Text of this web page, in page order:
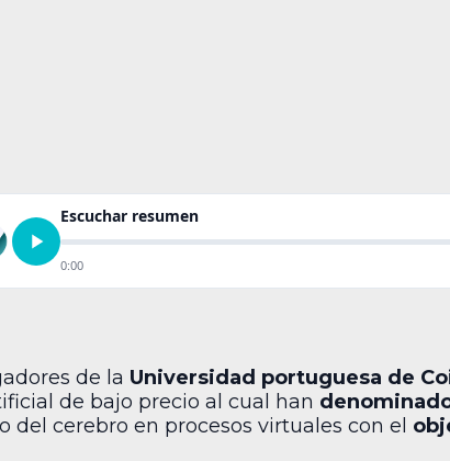
Escuchar resumen
0:00
de la Universidad portuguesa de
de bajo precio al cual han denominado
del cerebro en procesos virtuales con el